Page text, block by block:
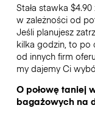
Stała stawka
w zależności od
Jeśli planujesz
kilka godzin, to po
od innych firm
my dajemy Ci
O połowę taniej
bagażowych na